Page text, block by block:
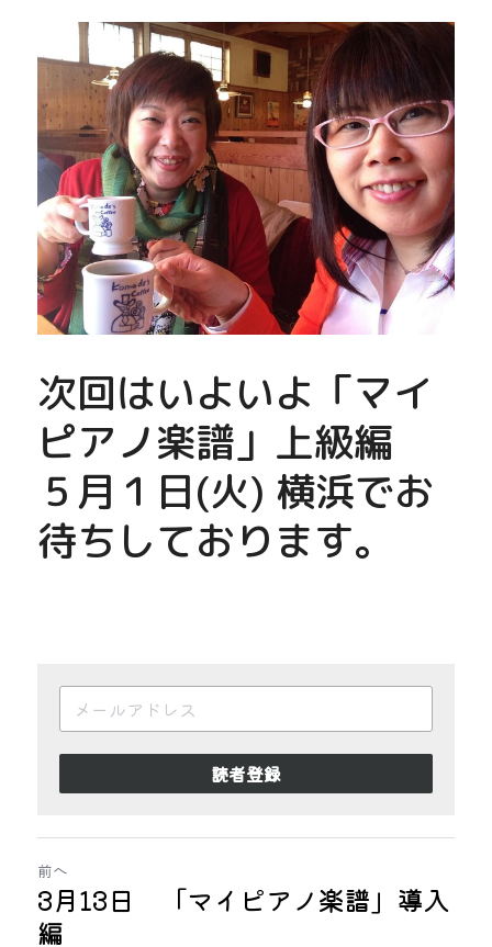
次回はいよいよ「マイ
ピアノ楽譜」上級編
５月１日(火) 横浜でお
待ちしております。
読者登録
前へ
3月13日 「マイピアノ楽譜」導入
編